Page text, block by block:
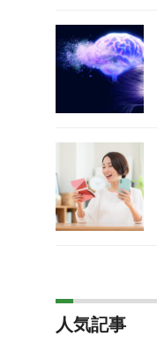
人気記事